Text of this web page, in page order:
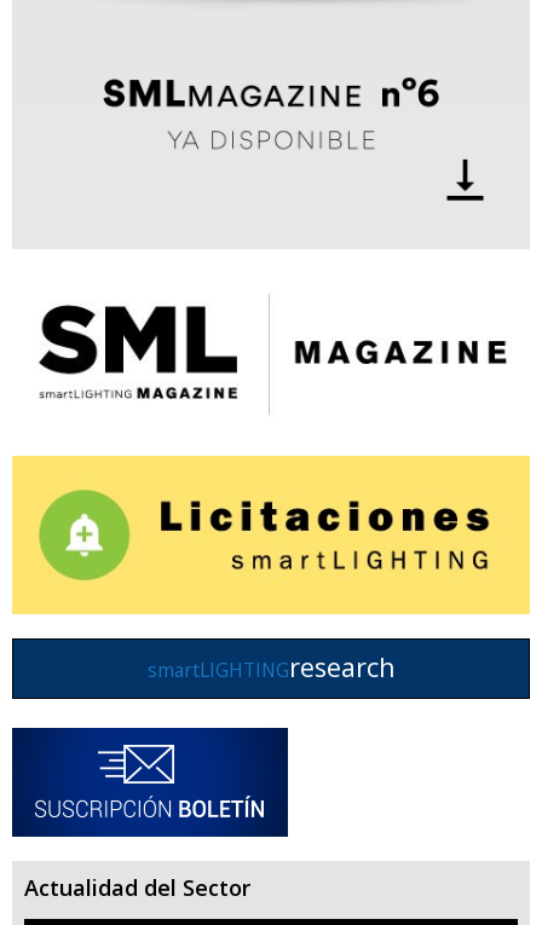
smartLIGHTINGresearch
Actualidad del Sector